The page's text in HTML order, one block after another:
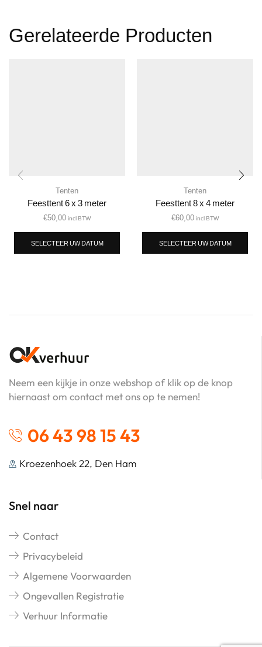
Gerelateerde Producten
Tenten
Feesttent 6 x 3 meter
€50,00 incl BTW
SELECTEER UW DATUM
Tenten
Feesttent 8 x 4 meter
€60,00 incl BTW
SELECTEER UW DATUM
Neem een kijkje in onze webshop of klik op de knop
hiernaast om contact met ons op te nemen!
06 43 98 15 43
Kroezenhoek 22, Den Ham
Snel naar
Contact
Privacybeleid
Algemene Voorwaarden
Ongevallen Registratie
Verhuur Informatie